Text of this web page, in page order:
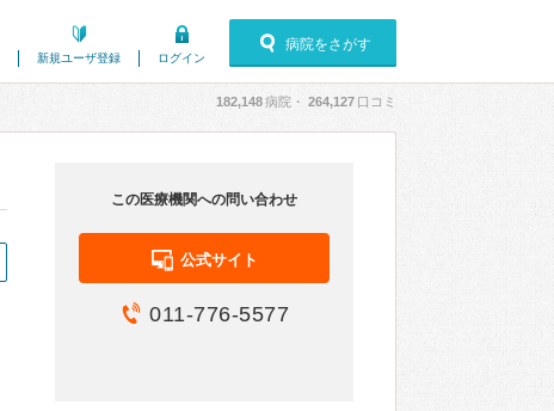
新規ユーザ登録 ログイン
病院をさがす
182,148病院・ 264,127 口コミ
この医療機関への問い合わせ
公式サイト
011-776-5577